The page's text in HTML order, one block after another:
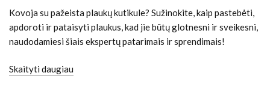
Kovoja su pažeista plaukų kutikule? Sužinokite, kaip pastebėti,
apdoroti ir pataisyti plaukus, kad jie būtų glotnesni ir sveikesni,
naudodamiesi šiais ekspertų patarimais ir sprendimais!
Skaityti daugiau